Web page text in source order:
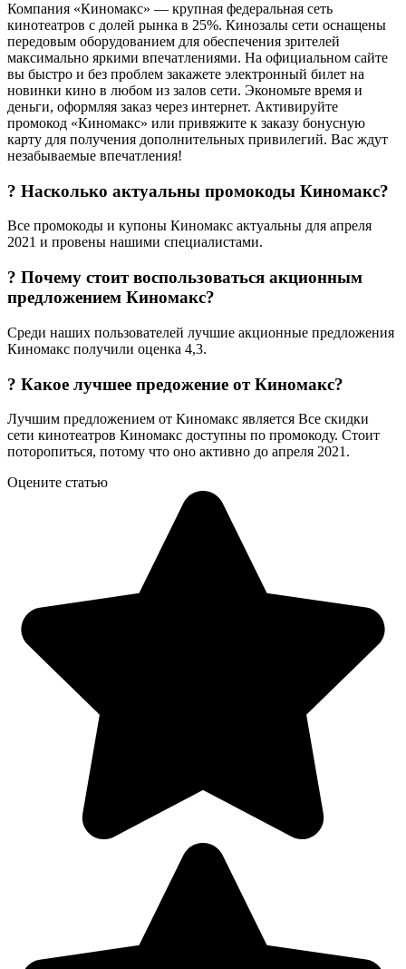
Компания «Киномакс» — крупная федеральная сеть
кинотеатров с долей рынка в 25%. Кинозалы сети оснащены
передовым оборудованием для обеспечения зрителей
максимально яркими впечатлениями. На официальном сайте
вы быстро и без проблем закажете электронный билет на
новинки кино в любом из залов сети. Экономьте время и
деньги, оформляя заказ через интернет. Активируйте
промокод «Киномакс» или привяжите к заказу бонусную
карту для получения дополнительных привилегий. Вас ждут
незабываемые впечатления!
? Насколько актуальны промокоды Киномакс?
Все промокоды и купоны Киномакс актуальны для апреля
2021 и провены нашими специалистами.
? Почему стоит воспользоваться акционным
предложением Киномакс?
Среди наших пользователей лучшие акционные предложения
Киномакс получили оценка 4,3.
? Какое лучшее предожение от Киномакс?
Лучшим предложением от Киномакс является Все скидки
сети кинотеатров Киномакс доступны по промокоду. Стоит
поторопиться, потому что оно активно до апреля 2021.
Оцените статью